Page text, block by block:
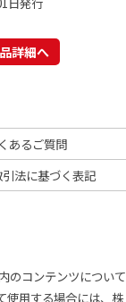
詳細へ
あるご質問
法に基づく表記
のコンテンツについて
使用する場合には、株